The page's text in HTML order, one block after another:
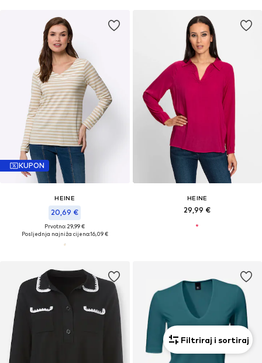
KUPON
HEINE
20,69 €
Prvotno: 29,99 €
Posljednja najniža cijena:16,09 €
HEINE
29,99 €
Filtriraj i sortiraj